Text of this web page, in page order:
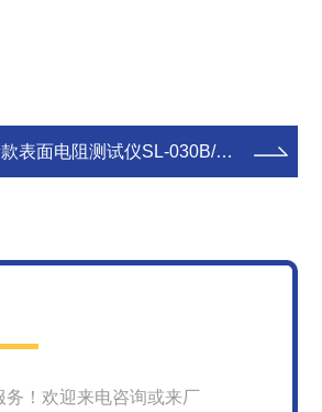
电阻测试仪SL-030B/表面阻抗计
！欢迎来电咨询或来厂